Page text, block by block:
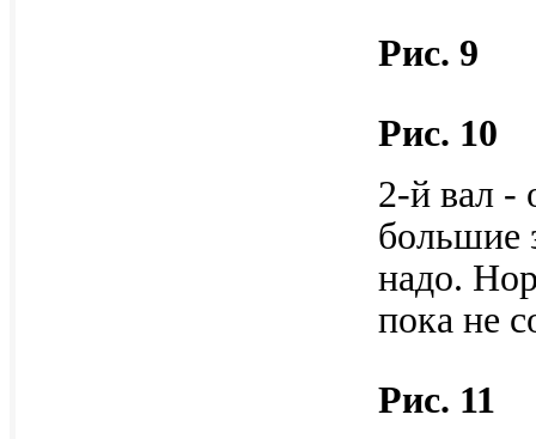
Рис. 9
Рис. 10
2-й вал -
большие
надо.
пока не
Рис. 11